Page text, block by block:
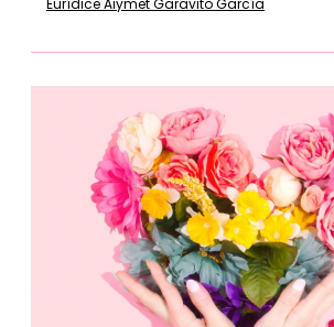
Eurídice Aiymet Garavito García